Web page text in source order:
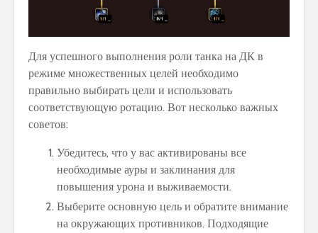
Для успешного выполнения роли танка на ДК в
режиме множественных целей необходимо
правильно выбирать цели и использовать
соответствующую ротацию. Вот несколько важных
советов:
Убедитесь, что у вас активированы все
необходимые ауры и заклинания для
повышения урона и выживаемости.
Выберите основную цель и обратите внимание
на окружающих противников. Подходящие